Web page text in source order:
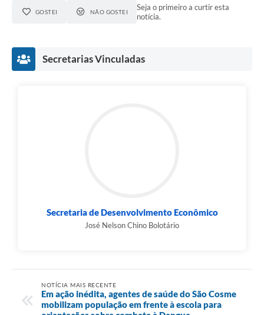
GOSTEI NÃO GOSTEI
Seja o primeiro a curtir esta
notícia.
Secretarias Vinculadas
Secretaria de Desenvolvimento Econômico
José Nelson Chino Bolotário
NOTÍCIA MAIS RECENTE
Em ação inédita, agentes de saúde do São Cosme
mobilizam população em frente à escola para